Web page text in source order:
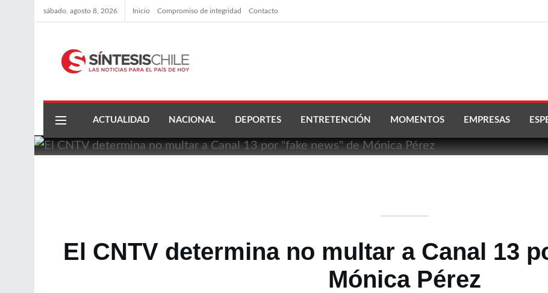
sábado, agosto 8, 2026 Inicio Compromiso de integridad Contacto
ACTUALIDAD NACIONAL DEPORTES ENTRETENCIÓN MOMENTOS EMPRESAS
El CNTV determina no multar a Canal 13
Mónica Pérez